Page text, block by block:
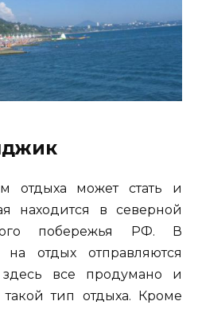
отдыха может стать и
находится в северной
побережья РФ. В
отдых отправляются
все продумано и
тип отдыха. Кроме